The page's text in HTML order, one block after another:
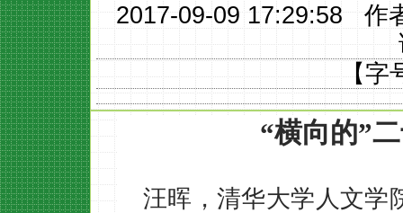
2017-09-09 17:29:58 作
【字
“横向的”
汪晖，清华大学人文学